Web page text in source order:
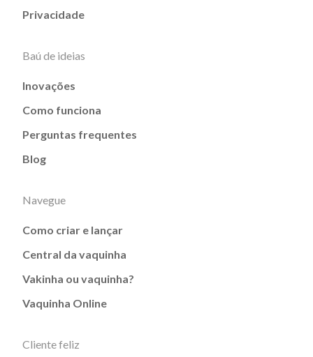
Privacidade
Baú de ideias
Inovações
Como funciona
Perguntas frequentes
Blog
Navegue
Como criar e lançar
Central da vaquinha
Vakinha ou vaquinha?
Vaquinha Online
Cliente feliz